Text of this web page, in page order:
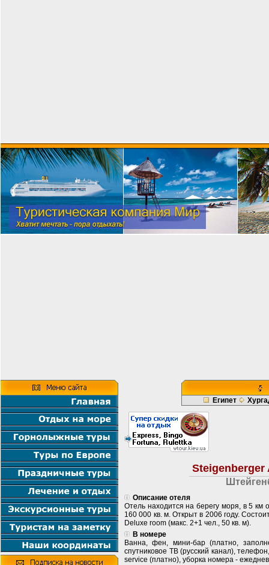
Египет
Steigenberger
Описание отеля
Отель находится на берегу моря, в 5
160 000 кв. м. Открыт в 2006 году.
Deluxe room (макс. 2+1 чел., 50 кв. м).
В номере
Ванна, фен, мини-бар (платно,
спутниковое ТВ (русский канал),
service (платно), уборка номера -